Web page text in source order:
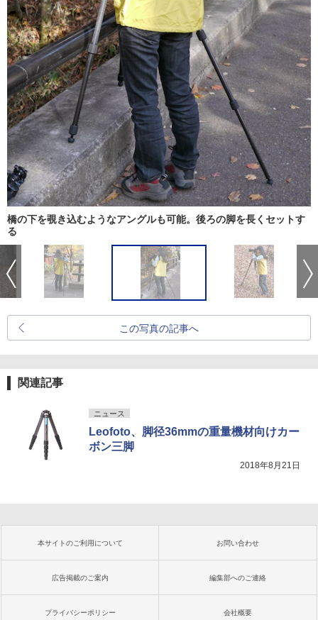
橋の下を覗き込むようなアングルも可能。後ろの脚を長くセットす
る
この写真の記事へ
関連記事
ニュース
Leofoto、脚径36mmの重量機材向けカー
ボン三脚
2018年8月21日
本サイトのご利用について お問い合わせ
広告掲載のご案内 編集部へのご連絡
プライバシーポリシー 会社概要